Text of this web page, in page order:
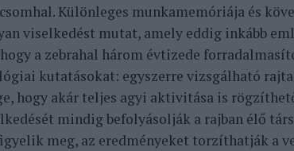
Különleges munkamemóriája és
viselkedést mutat, amely eddig inkább
a zebrahal három évtizede
kutatásokat: egyszerre vizsgálható rajta
hogy akár teljes agyi aktivitása is
mindig befolyásolják a rajban élő
meg, az eredményeket torzíthatják a